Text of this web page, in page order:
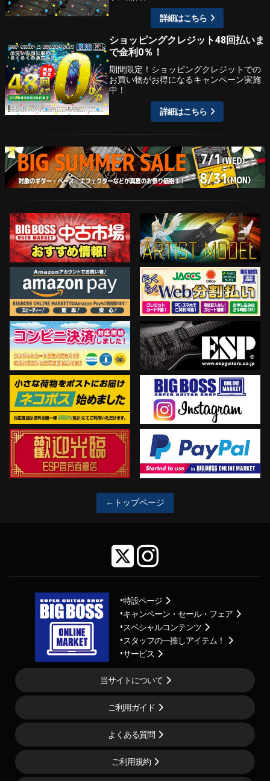
詳細はこちら
ショッピングクレジット48回払いま
で金利0％！
期間限定！ショッピングクレジットでの
お買い物がお得になるキャンペーン実施
中！
詳細はこちら
←トップページ
特設ページ
キャンペーン・セール・フェア
スペシャルコンテンツ
スタッフの一推しアイテム！
サービス
当サイトについて
ご利用ガイド
よくある質問
ご利用規約